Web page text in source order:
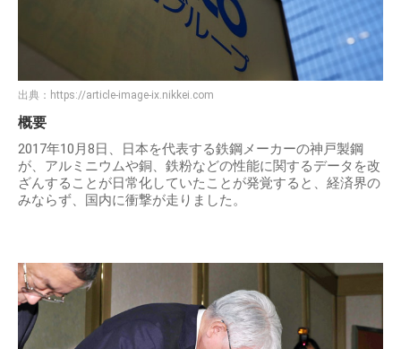
出典： https://article-image-ix.nikkei.com
概要
2017年10月8日、日本を代表する鉄鋼メーカーの神戸製鋼
が、アルミニウムや銅、鉄粉などの性能に関するデータを改
ざんすることが日常化していたことが発覚すると、経済界の
みならず、国内に衝撃が走りました。